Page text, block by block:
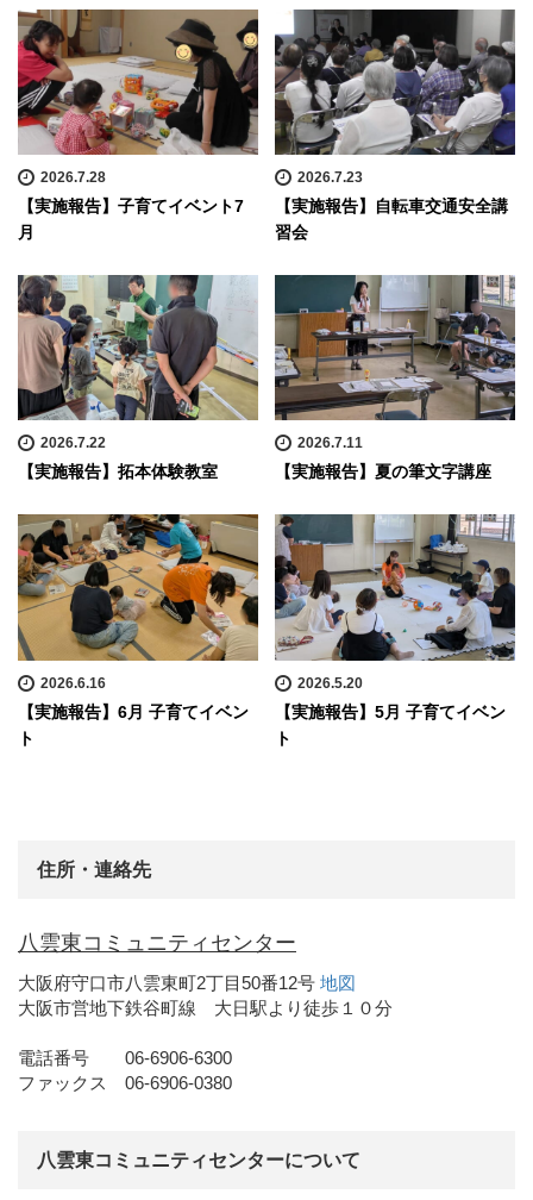
2026.7.28
【実施報告】子育てイベント7
月
2026.7.23
【実施報告】自転車交通安全講
習会
2026.7.22
【実施報告】拓本体験教室
2026.7.11
【実施報告】夏の筆文字講座
2026.6.16
【実施報告】6月 子育てイベン
ト
2026.5.20
【実施報告】5月 子育てイベン
ト
住所・連絡先
八雲東コミュニティセンター
大阪府守口市八雲東町2丁目50番12号 地図
大阪市営地下鉄谷町線 大日駅より徒歩１０分
電話番号 06-6906-6300
ファックス 06-6906-0380
八雲東コミュニティセンターについて